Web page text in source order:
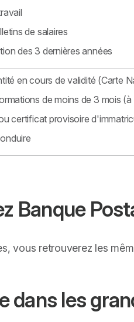
de salaires
des 3 dernières années
en cours de validité (Carte
de moins de 3 mois
certificat provisoire
Banque
vous retrouverez les
dans les